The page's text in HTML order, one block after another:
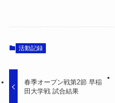
活動記録
春季オープン戦第2節 早稲
田大学戦 試合結果